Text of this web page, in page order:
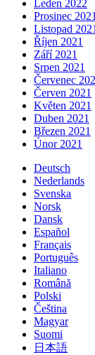
Leden 2022
Prosinec 2021
Listopad 2021
Říjen 2021
Září 2021
Srpen 2021
Červenec
Červen 2021
Květen 2021
Duben 2021
Březen 2021
Únor 2021
Deutsch
Nederlands
Svenska
Norsk
Dansk
Español
Français
Português
Italiano
Română
Polski
Čeština
Magyar
Suomi
日本語